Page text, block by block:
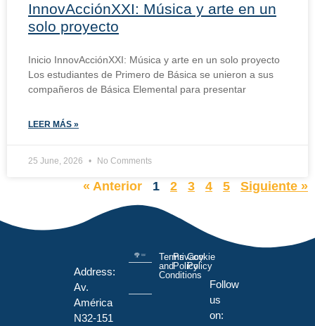
InnovAcciónXXI: Música y arte en un
solo proyecto
Inicio InnovAcciónXXI: Música y arte en un solo proyecto
Los estudiantes de Primero de Básica se unieron a sus
compañeros de Básica Elemental para presentar
LEER MÁS »
25 June, 2026 No Comments
« Anterior 1 2 3 4 5 Siguiente »
Address:
Av.
América
N32-151
Terms
and
Conditions
Privacy
Policy
Cookie
Policy
Follow
us
on: